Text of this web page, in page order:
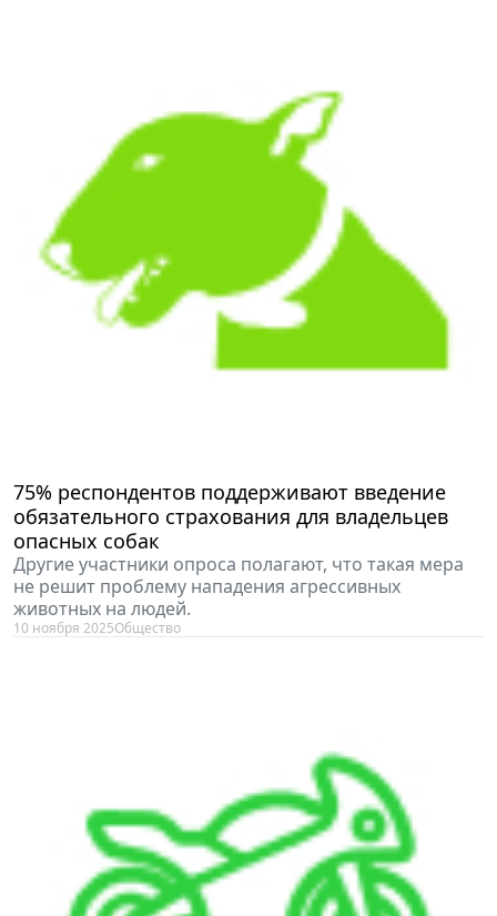
75% респондентов поддерживают введение
обязательного страхования для владельцев
опасных собак
Другие участники опроса полагают, что такая мера
не решит проблему нападения агрессивных
животных на людей.
10 ноября 2025Общество